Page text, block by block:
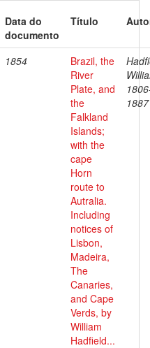
Data do
documento
Título
1854
Brazil, the
River
Plate, and
the
Falkland
Islands;
with the
cape
Horn
route to
Autralia.
Including
notices of
Lisbon,
Madeira,
The
Canaries,
and Cape
Verds, by
William
Hadfield...
1887